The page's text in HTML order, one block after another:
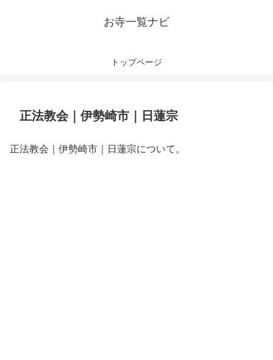
お寺一覧ナビ
トップページ
正法教会｜伊勢崎市｜日蓮宗
正法教会｜伊勢崎市｜日蓮宗について。